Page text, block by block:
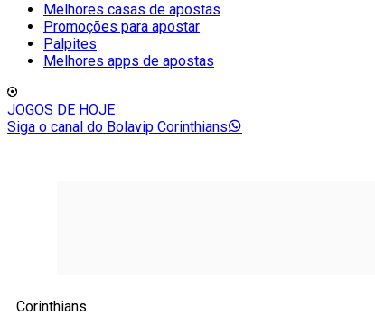
Melhores casas de apostas
Promoções para apostar
Palpites
Melhores apps de apostas
JOGOS DE HOJE
Siga o canal do Bolavip Corinthians
Corinthians